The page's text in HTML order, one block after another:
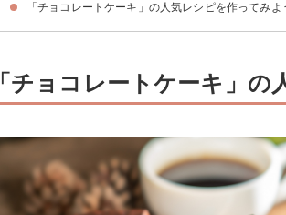
「チョコレートケーキ」の人気レシピを作ってみよ
「チョコレートケーキ」の